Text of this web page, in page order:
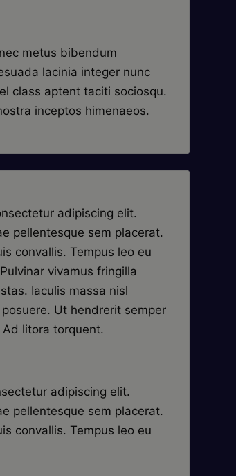
metus bibendum
lacinia integer nunc
class aptent taciti sociosqu.
inceptos himenaeos.
adipiscing elit.
pellentesque sem placerat.
convallis. Tempus leo eu
vivamus fringilla
Iaculis massa nisl
Ut hendrerit semper
litora torquent.
adipiscing elit.
pellentesque sem placerat.
convallis. Tempus leo eu